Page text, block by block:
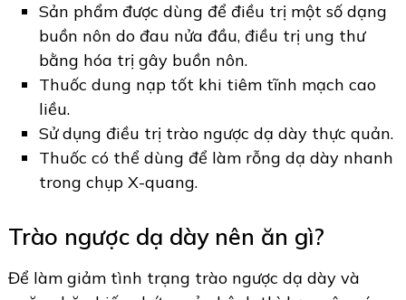
Sản phẩm được dùng để điều trị một số dạng
buồn nôn do đau nửa đầu, điều trị ung thư
bằng hóa trị gây buồn nôn.
Thuốc dung nạp tốt khi tiêm tĩnh mạch cao
liều.
Sử dụng điều trị trào ngược dạ dày thực quản.
Thuốc có thể dùng để làm rỗng dạ dày nhanh
trong chụp X-quang.
Trào ngược dạ dày nên ăn gì?
Để làm giảm tình trạng trào ngược dạ dày và